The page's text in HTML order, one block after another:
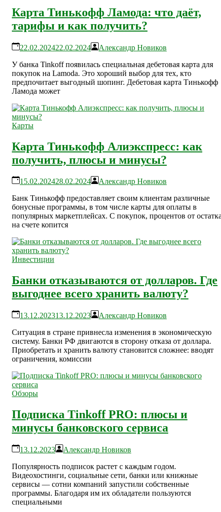
Карта Тинькофф Ламода: что даёт,
тарифы и как получить?
22.02.202422.02.2024
Александр Новиков
У банка Tinkoff появилась специальная дебетовая карта для
покупок на Lamoda. Это хороший выбор для тех, кто
предпочитает выгодный шопинг. Дебетовая карта Тинькофф
Ламода может
Карты
Карта Тинькофф Алиэкспресс: как
получить, плюсы и минусы?
15.02.202428.02.2024
Александр Новиков
Банк Тинькофф предоставляет своим клиентам различные
бонусные программы, в том числе карты для оплаты в
популярных маркетплейсах. С покупок, процентов от
на счете копится
Инвестиции
Банки отказываются от долларов. Где
выгоднее всего хранить валюту?
13.12.202313.12.2023
Александр Новиков
Ситуация в стране привнесла изменения в экономическую
систему. Банки РФ двигаются в сторону отказа от доллара.
Приобретать и хранить валюту становится сложнее: вводят
ограничения, комиссии
Обзоры
Подписка Tinkoff PRO: плюсы и
минусы банковского сервиса
13.12.2023
Александр Новиков
Популярность подписок растет с каждым годом.
Видеохостинги, социальные сети, банки или книжные
сервисы — сотни компаний запустили собственные
программы. Благодаря им их обладатели пользуются
специальными